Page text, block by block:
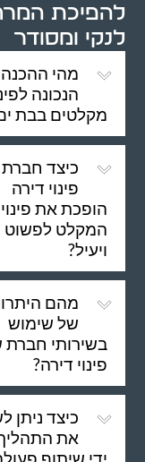
להפיכת
לנקי ומסודר
מהי ההכנה
הנכונה
מקלטים בבת
כיצד חברת
פינוי דירה
הופכת את פינוי
המקלט לפשוט
ויעיל?
מהם
של שימוש
בשירותי חברת
פינוי דירה?
כיצד ניתן
את
ידי שיתוף